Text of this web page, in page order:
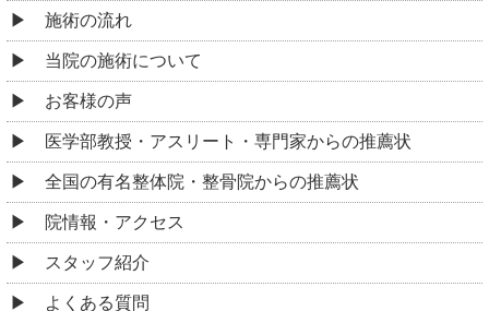
コロナウィルス感染予防対策について
ご予約・お問合せ
求人情報
ブログ
お悩み別コース紹介
腰痛
肩こり